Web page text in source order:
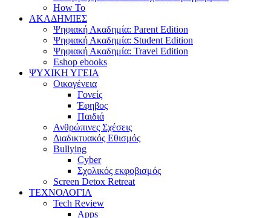
How To
ΑΚΑΔΗΜΙΕΣ
Ψηφιακή Ακαδημία: Parent Edition
Ψηφιακή Ακαδημία: Student Edition
Ψηφιακή Ακαδημία: Travel Edition
Eshop ebooks
ΨΥΧΙΚΗ ΥΓΕΙΑ
Οικογένεια
Γονείς
Έφηβος
Παιδιά
Ανθρώπινες Σχέσεις
Διαδικτυακός Εθισμός
Bullying
Cyber
Σχολικός εκφοβισμός
Screen Detox Retreat
ΤΕΧΝΟΛΟΓΙΑ
Tech Review
Apps